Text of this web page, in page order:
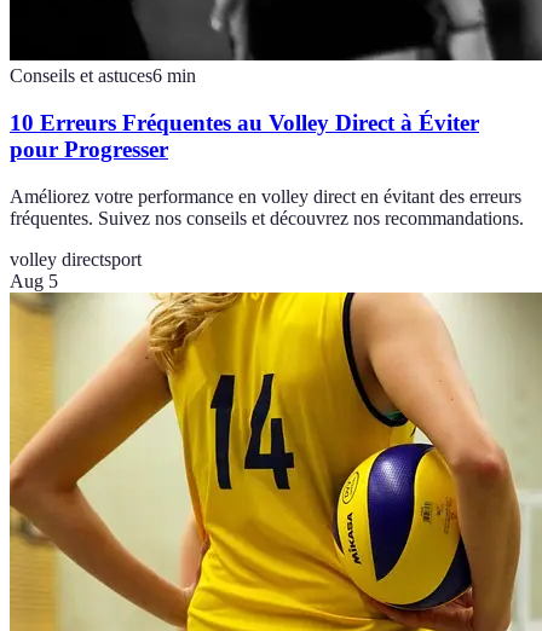
Conseils et astuces6 min
10 Erreurs Fréquentes au Volley Direct à Éviter
pour Progresser
Améliorez votre performance en volley direct en évitant des erreurs
fréquentes. Suivez nos conseils et découvrez nos recommandations.
volley directsport
Aug 5